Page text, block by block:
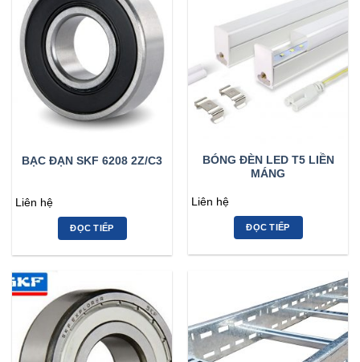
BẠC ĐẠN SKF 6208 2Z/C3
Liên hệ
ĐỌC TIẾP
BÓNG ĐÈN LED T5 LIỀN
MÁNG
Liên hệ
ĐỌC TIẾP